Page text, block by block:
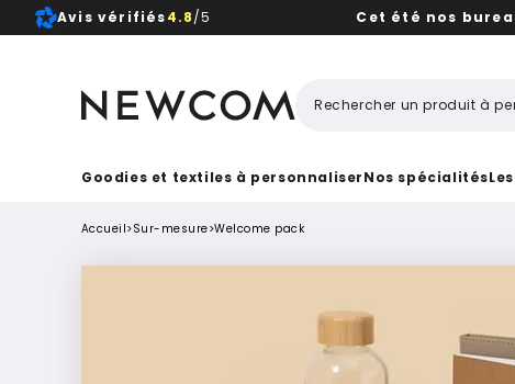
Avis vérifiés4.8/5 Cet été nos
Goodies et textiles à personnaliserNos spécialités
Accueil>Sur-mesure>Welcome pack